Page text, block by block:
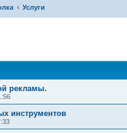
Услуги
рекламы.
инструментов